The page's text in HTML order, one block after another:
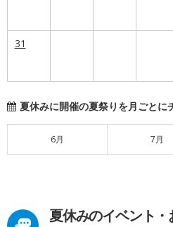
31
夏休みに開催の夏祭りを月ごとに
6月 7月
夏休みのイベント